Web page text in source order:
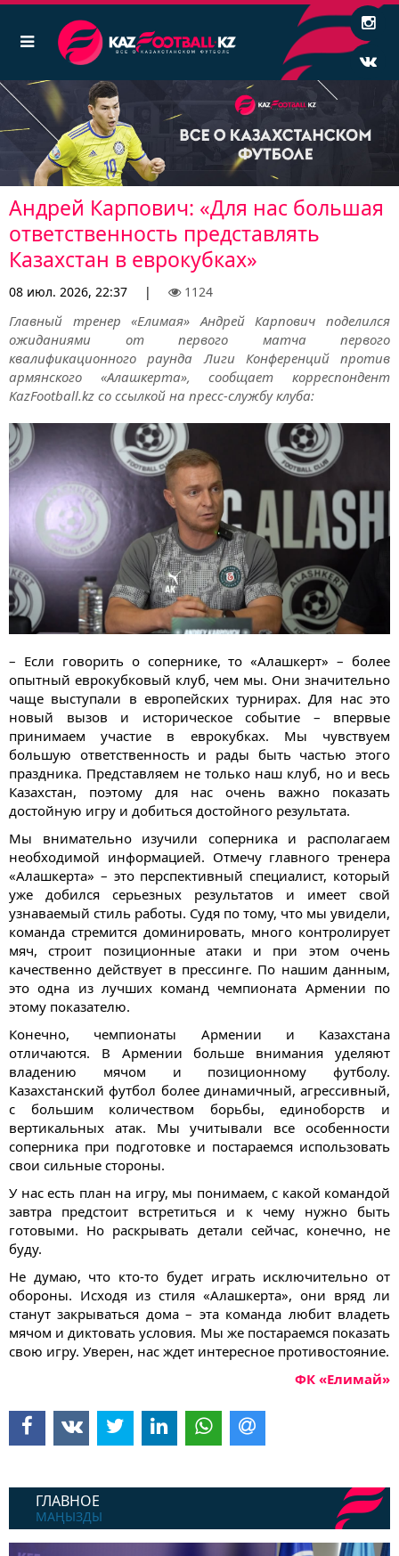
ГЛАВНОЕ
МАҢЫЗДЫ
Андрей Карпович: «Для нас большая
ответственность представлять
Казахстан в еврокубках»
08 июл. 2026, 22:37 | 1124
Главный тренер «Елимая» Андрей Карпович поделился
ожиданиями от первого матча первого
квалификационного раунда Лиги Конференций против
армянского «Алашкерта», сообщает корреспондент
KazFootball.kz со ссылкой на пресс-службу клуба:
– Если говорить о сопернике, то «Алашкерт» – более
опытный еврокубковый клуб, чем мы. Они значительно
чаще выступали в европейских турнирах. Для нас это
новый вызов и историческое событие – впервые
принимаем участие в еврокубках. Мы чувствуем
большую ответственность и рады быть частью этого
праздника. Представляем не только наш клуб, но и весь
Казахстан, поэтому для нас очень важно показать
достойную игру и добиться достойного результата.
Мы внимательно изучили соперника и располагаем
необходимой информацией. Отмечу главного тренера
«Алашкерта» – это перспективный специалист, который
уже добился серьезных результатов и имеет свой
узнаваемый стиль работы. Судя по тому, что мы увидели,
команда стремится доминировать, много контролирует
мяч, строит позиционные атаки и при этом очень
качественно действует в прессинге. По нашим данным,
это одна из лучших команд чемпионата Армении по
этому показателю.
Конечно, чемпионаты Армении и Казахстана
отличаются. В Армении больше внимания уделяют
владению мячом и позиционному футболу.
Казахстанский футбол более динамичный, агрессивный,
с большим количеством борьбы, единоборств и
вертикальных атак. Мы учитывали все особенности
соперника при подготовке и постараемся использовать
свои сильные стороны.
У нас есть план на игру, мы понимаем, с какой командой
завтра предстоит встретиться и к чему нужно быть
готовыми. Но раскрывать детали сейчас, конечно, не
буду.
Не думаю, что кто-то будет играть исключительно от
обороны. Исходя из стиля «Алашкерта», они вряд ли
станут закрываться дома – эта команда любит владеть
мячом и диктовать условия. Мы же постараемся показать
свою игру. Уверен, нас ждет интересное противостояние.
ФК «Елимай»